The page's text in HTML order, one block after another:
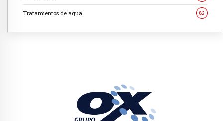
Tratamientos de agua 82